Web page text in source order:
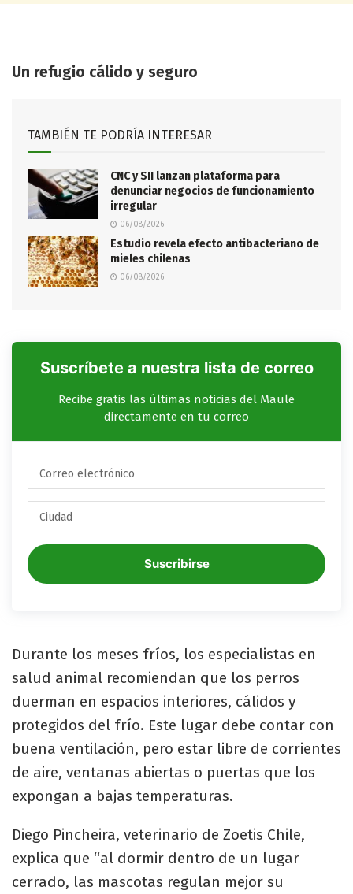
Un refugio cálido y seguro
TAMBIÉN TE PODRÍA INTERESAR
CNC y SII lanzan plataforma para
denunciar negocios de funcionamiento
irregular
06/08/2026
Estudio revela efecto antibacteriano de
mieles chilenas
06/08/2026
Suscríbete a nuestra lista de correo
Recibe gratis las últimas noticias del Maule
directamente en tu correo
Suscribirse
Durante los meses fríos, los especialistas en
salud animal recomiendan que los perros
duerman en espacios interiores, cálidos y
protegidos del frío. Este lugar debe contar con
buena ventilación, pero estar libre de corrientes
de aire, ventanas abiertas o puertas que los
expongan a bajas temperaturas.
Diego Pincheira, veterinario de Zoetis Chile,
explica que “al dormir dentro de un lugar
cerrado, las mascotas regulan mejor su